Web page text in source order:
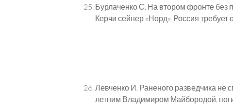
Бурлаченко С. На втором фронте без
Керчи сейнер «Норд». Россия
Левченко И. Раненого разведчика не
летним Владимиром Майбородой,